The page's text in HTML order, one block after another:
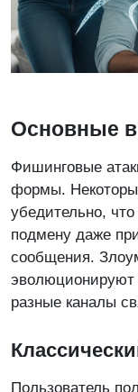
Основные
Фишинговые
формы.
убедительно,
подмену даже
сообщения.
эволюционируют
разные каналы
Пользователь